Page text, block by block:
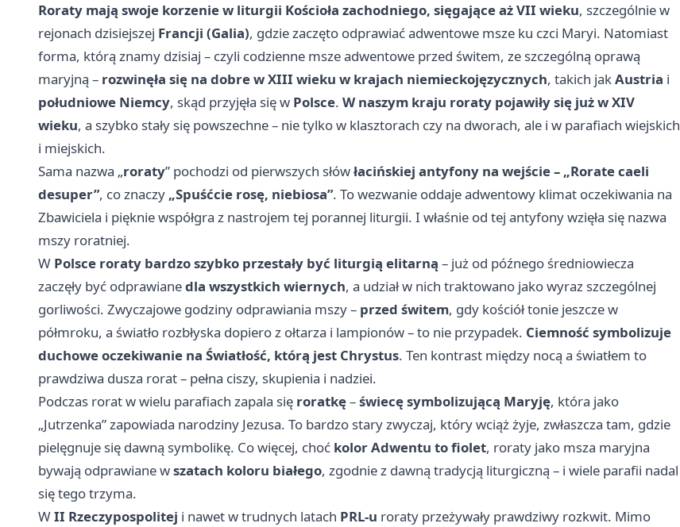
Roraty mają swoje korzenie w liturgii Kościoła zachodniego, sięgające aż VII wieku, szczególnie w
rejonach dzisiejszej Francji (Galia), gdzie zaczęto odprawiać adwentowe msze ku czci Maryi. Natomiast
forma, którą znamy dzisiaj – czyli codzienne msze adwentowe przed świtem, ze szczególną oprawą
maryjną – rozwinęła się na dobre w XIII wieku w krajach niemieckojęzycznych, takich jakAustria i
południowe Niemcy, skąd przyjęła się w Polsce. W naszym kraju roraty pojawiły się już w XIV
wieku, a szybko stały się powszechne – nie tylko w klasztorach czy na dworach, ale i w parafiach wiejskich
i miejskich.
Sama nazwa „roraty” pochodzi od pierwszych słówłacińskiej antyfony na wejście – „Rorate caeli
desuper”, co znaczy „Spuśćcie rosę, niebiosa”. To wezwanie oddaje adwentowy klimat oczekiwania na
Zbawiciela i pięknie współgra z nastrojem tej porannej liturgii. I właśnie od tej antyfony wzięła się nazwa
mszy roratniej.
W Polsce roraty bardzo szybko przestały być liturgią elitarną – już od późnego średniowiecza
zaczęły być odprawianedla wszystkich wiernych, a udział w nich traktowano jako wyraz szczególnej
gorliwości. Zwyczajowe godziny odprawiania mszy – przed świtem, gdy kościół tonie jeszcze w
półmroku, a światło rozbłyska dopiero z ołtarza i lampionów – to nie przypadek. Ciemność symbolizuje
duchowe oczekiwanie na Światłość, którą jest Chrystus. Ten kontrast między nocą a światłem to
prawdziwa dusza rorat – pełna ciszy, skupienia i nadziei.
Podczas rorat w wielu parafiach zapala się roratkę–świecę symbolizującą Maryję, która jako
„Jutrzenka” zapowiada narodziny Jezusa. To bardzo stary zwyczaj, który wciąż żyje, zwłaszcza tam, gdzie
pielęgnuje się dawną symbolikę. Co więcej, choć kolor Adwentu to fiolet, roraty jako msza maryjna
bywają odprawiane wszatach koloru białego, zgodnie z dawną tradycją liturgiczną – i wiele parafii nadal
się tego trzyma.
WII Rzeczypospolitej i nawet w trudnych latach PRL-u roraty przeżywały prawdziwy rozkwit. Mimo